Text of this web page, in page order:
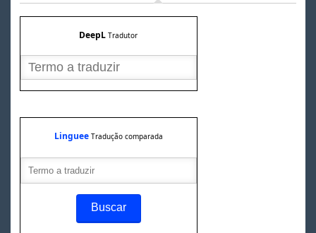
DeepL Tradutor
Linguee Tradução comparada